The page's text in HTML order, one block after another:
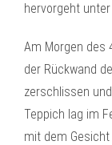
hervorgeht
Am Morgen des
der Rückwand
zerschlissen
Teppich lag im
mit dem